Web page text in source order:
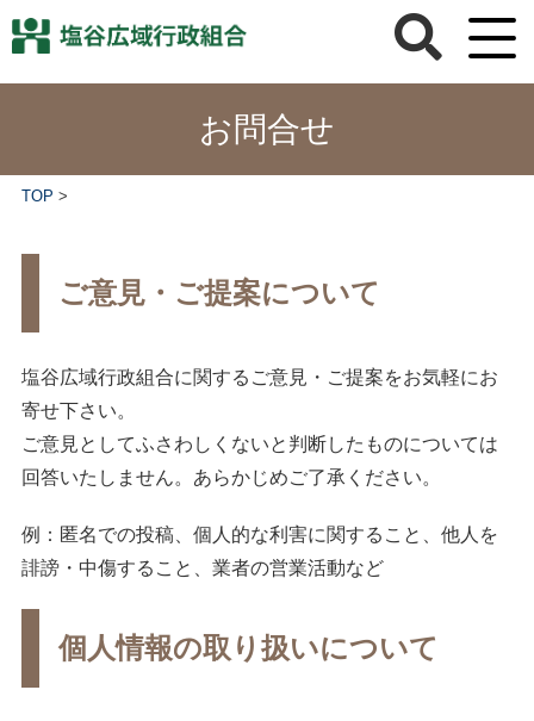
お問合せ
TOP >
ご意見・ご提案について
塩谷広域行政組合に関するご意見・ご提案をお気軽にお
寄せ下さい。
ご意見としてふさわしくないと判断したものについては
回答いたしません。あらかじめご了承ください。
例：匿名での投稿、個人的な利害に関すること、他人を
誹謗・中傷すること、業者の営業活動など
個人情報の取り扱いについて